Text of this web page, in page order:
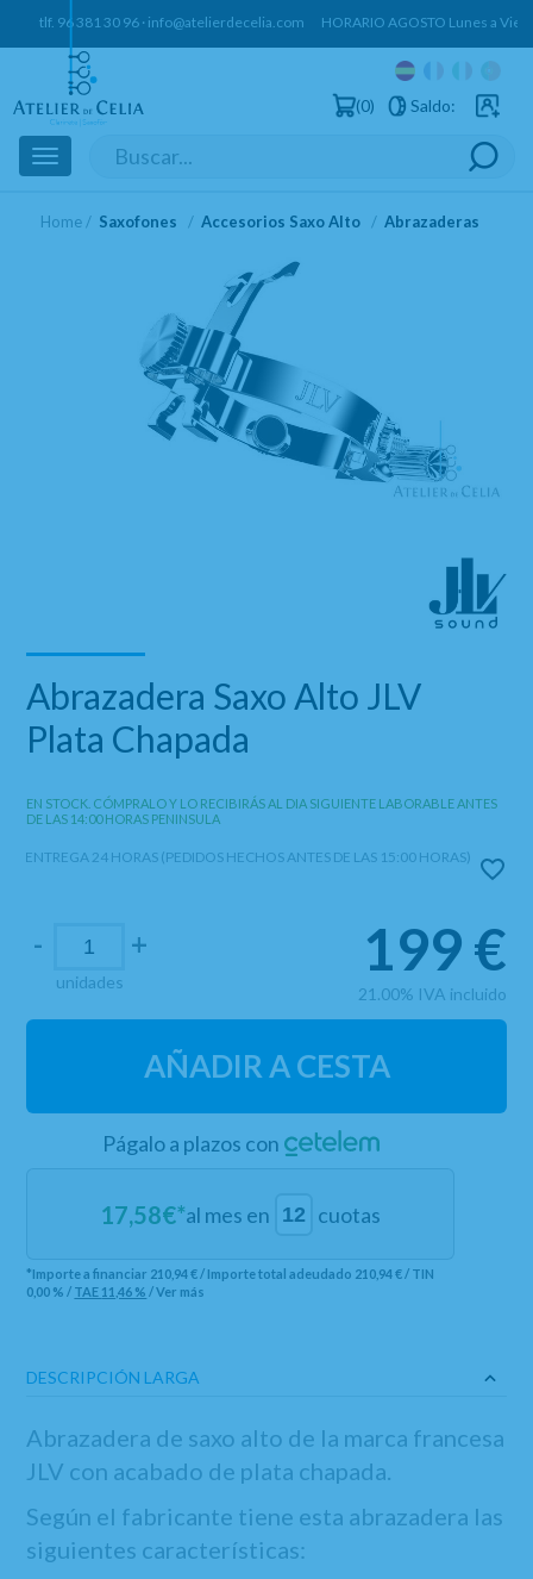
tlf. 96 381 30 96 · info@atelierdecelia.com HORARIO AGOSTO Lunes a
0 Saldo:
Toggle
navigation
Home Saxofones Accesorios Saxo Alto Abrazaderas
Abrazadera Saxo Alto JLV
Plata Chapada
EN STOCK. CÓMPRALO Y LO RECIBIRÁS AL DIA SIGUIENTE LABORABLE ANTES
DE LAS 14:00 HORAS PENINSULA
ENTREGA 24 HORAS (PEDIDOS HECHOS ANTES DE LAS 15:00 HORAS)
-
unidades
+ 199€
21.00% IVA incluido
AÑADIR A CESTA
Págalo a plazos con
17,58€*al mes en cuotas
*Importe a financiar 210,94 €/ Importe total adeudado 210,94 €/ TIN
0,00 % / TAE 11,46 % /Ver más
DESCRIPCIÓN LARGA
Abrazadera de saxo alto de la marca francesa
JLV con acabado de plata chapada.
Según el fabricante tiene esta abrazadera las
siguientes características: